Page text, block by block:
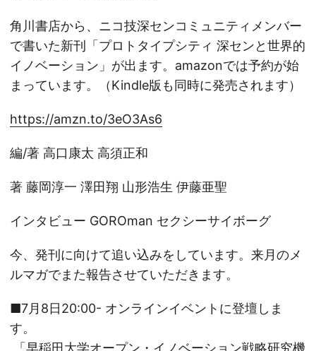
角川書店から、ニコ技深センコミュニティメンバー
で書いた新刊「プロトタイプシティ 深センと世界的
イノベーション」が出ます。amazonでは予約が始
まっています。（Kindle版も同時に発売されます）
https://amzn.to/3eO3As6
編/著 高口康太 高須正和
著 藤岡淳一 澤田翔 山形浩生 伊藤亜聖
インタビュー GOROman セクシーサイボーグ
今、発刊に向けて追い込みをしています。来月のメ
ルマガでまた報告させていただきます。
■7月8日20:00- オンラインイベントに登壇しま
す。
「早稲田大学オープン・イノベーション戦略研究機